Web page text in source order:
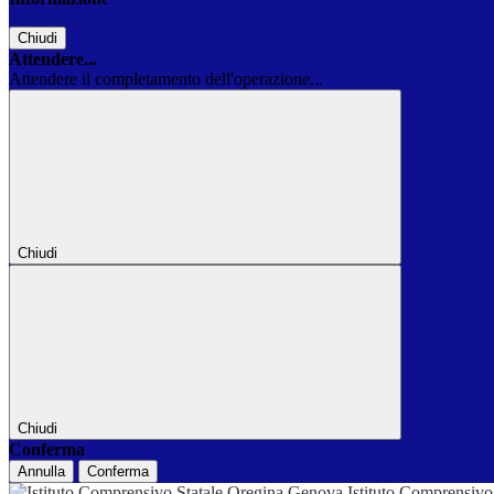
Chiudi
Attendere...
Attendere il completamento dell'operazione...
Chiudi
Chiudi
Conferma
Annulla Conferma